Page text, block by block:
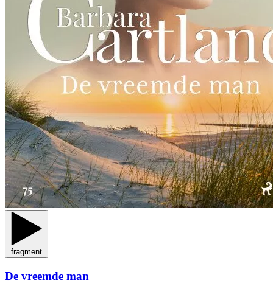
fragment
De vreemde man